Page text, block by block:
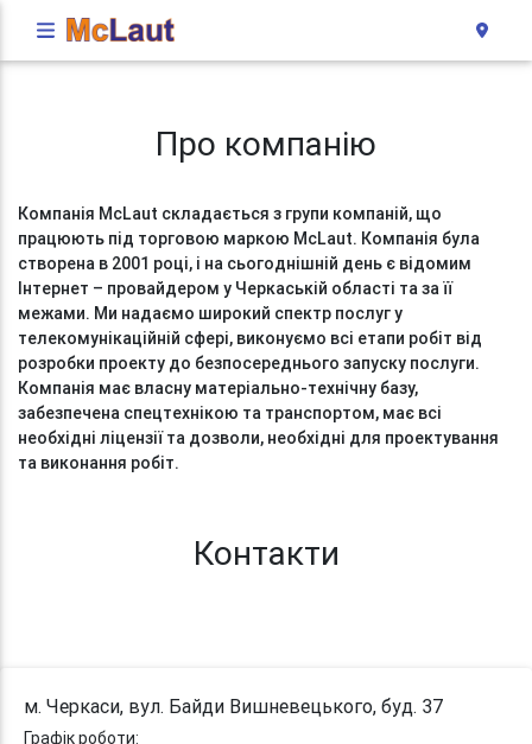
Про компанію
Компанія McLaut складається з групи компаній, що
працюють під торговою маркою McLaut. Компанія була
створена в 2001 році, і на сьогоднішній день є відомим
Інтернет – провайдером у Черкаській області та за її
межами. Ми надаємо широкий спектр послуг у
телекомунікаційній сфері, виконуємо всі етапи робіт від
розробки проекту до безпосереднього запуску послуги.
Компанія має власну матеріально-технічну базу,
забезпечена спецтехнікою та транспортом, має всі
необхідні ліцензії та дозволи, необхідні для проектування
та виконання робіт.
Контакти
м. Черкаси, вул. Байди Вишневецького, буд. 37
Графік роботи: